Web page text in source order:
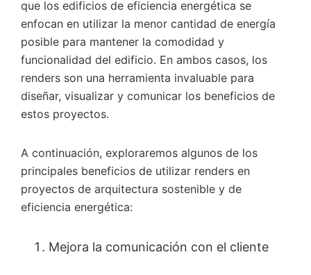
que los edificios de eficiencia energética se
enfocan en utilizar la menor cantidad de energía
posible para mantener la comodidad y
funcionalidad del edificio. En ambos casos, los
renders son una herramienta invaluable para
diseñar, visualizar y comunicar los beneficios de
estos proyectos.
A continuación, exploraremos algunos de los
principales beneficios de utilizar renders en
proyectos de arquitectura sostenible y de
eficiencia energética:
Mejora la comunicación con el cliente